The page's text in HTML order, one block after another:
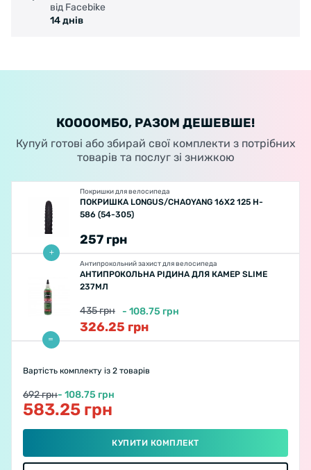
від Facebike
14 днів
КООООМБО, РАЗОМ ДЕШЕВШЕ!
Купуй готові або збирай свої комплекти з потрібних
товарів та послуг зі знижкою
Покришки для велосипеда
ПОКРИШКА LONGUS/CHAOYANG 16X2 125 H-
586 (54-305)
257 грн
Антипрокольний захист для велосипеда
АНТИПРОКОЛЬНА РІДИНА ДЛЯ КАМЕР SLIME
237МЛ
435грн - 108.75 грн
326.25 грн
Вартість комплекту із 2 товарів
692 грн- 108.75 грн
583.25 грн
КУПИТИ КОМПЛЕКТ